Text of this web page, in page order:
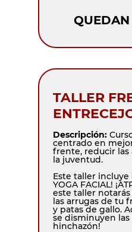
QUEDAN
TALLER
Descripción:
centrado en
frente, reducir
la juventud.
Este taller incluye
YOGA FACIAL!
este taller notarás
las arrugas de tu
y patas de gallo.
se disminuyen las
hinchazón!